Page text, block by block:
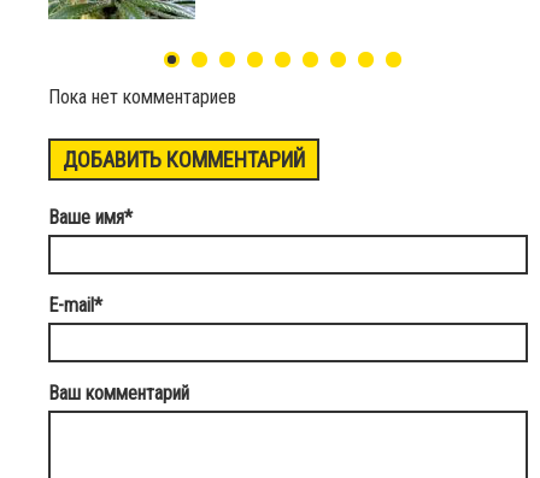
Пока нет комментариев
ДОБАВИТЬ КОММЕНТАРИЙ
Ваше имя*
E-mail*
Ваш комментарий